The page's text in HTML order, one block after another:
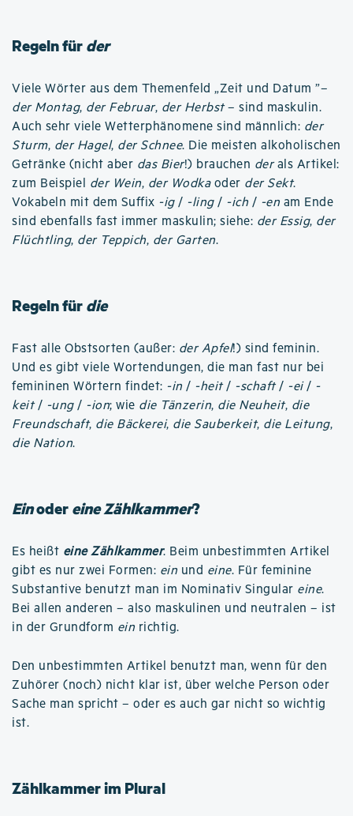
Regeln fürder
Viele Wörter aus dem Themenfeld „Zeit und Datum ”–
der Montag, der Februar, der Herbst– sind maskulin.
Auch sehr viele Wetterphänomene sind männlich: der
Sturm, der Hagel, der Schnee. Die meisten alkoholischen
Getränke (nicht aber das Bier!) brauchen derals Artikel:
zum Beispiel der Wein, der Wodkaoder der Sekt.
Vokabeln mit dem Suffix -ig/ -ling/ -ich / -en am Ende
sind ebenfalls fast immer maskulin; siehe: der Essig, der
Flüchtling, der Teppich, der Garten.
Regeln fürdie
Fast alle Obstsorten (außer: der Apfel!) sind feminin.
Und es gibt viele Wortendungen, die man fast nur bei
femininen Wörtern findet: -in / -heit/ -schaft/ -ei/ -
keit/ -ung/ -ion; wie die Tänzerin, die Neuheit, die
Freundschaft, die Bäckerei, die Sauberkeit, die Leitung,
die Nation.
Einodereine Zählkammer?
Es heißt eine Zählkammer. Beim unbestimmten Artikel
gibt es nur zwei Formen: ein und eine. Für feminine
Substantive benutzt man im Nominativ Singular eine.
Bei allen anderen – also maskulinen und neutralen – ist
in der Grundform ein richtig.
Den unbestimmten Artikel benutzt man, wenn für den
Zuhörer (noch) nicht klar ist, über welche Person oder
Sache man spricht – oder es auch gar nicht so wichtig
ist.
Zählkammer im Plural